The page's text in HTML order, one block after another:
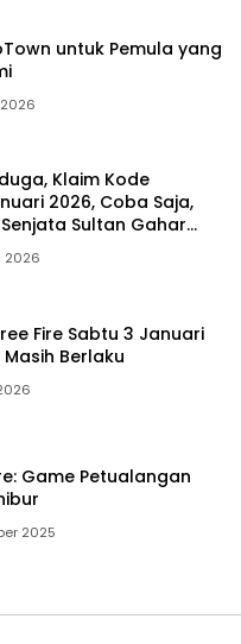
untuk Pemula yang
Klaim Kode
2026, Coba Saja,
Sultan Gahar
2026
Fire Sabtu 3 Januari
Berlaku
Game Petualangan
2025